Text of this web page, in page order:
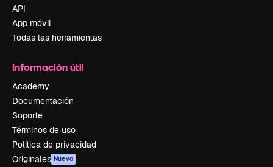
API
App móvil
Todas las herramientas
Información útil
Academy
Documentación
Soporte
Términos de uso
Política de privacidad
Originales Nuevo